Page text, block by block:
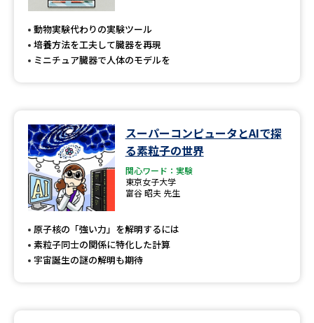
動物実験代わりの実験ツール
培養方法を工夫して臓器を再現
ミニチュア臓器で人体のモデルを
スーパーコンピュータとAIで探
る素粒子の世界
関心ワード：実験
東京女子大学
富谷 昭夫 先生
原子核の「強い力」を解明するには
素粒子同士の関係に特化した計算
宇宙誕生の謎の解明も期待